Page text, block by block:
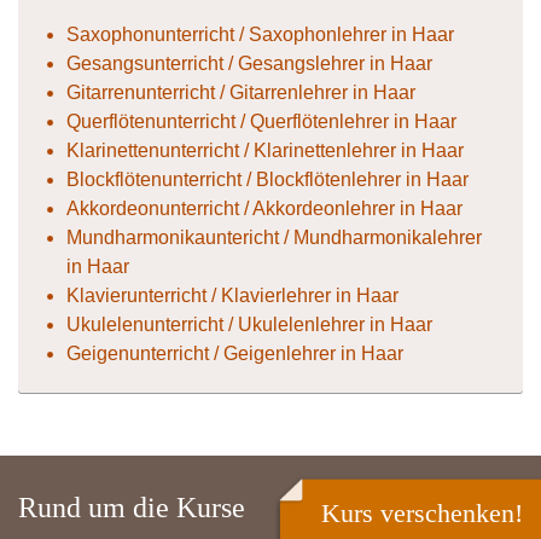
Saxophonunterricht / Saxophonlehrer in Haar
Gesangsunterricht / Gesangslehrer in Haar
Gitarrenunterricht / Gitarrenlehrer in Haar
Querflötenunterricht / Querflötenlehrer in Haar
Klarinettenunterricht / Klarinettenlehrer in Haar
Blockflötenunterricht / Blockflötenlehrer in Haar
Akkordeonunterricht / Akkordeonlehrer in Haar
Mundharmonikauntericht / Mundharmonikalehrer
in Haar
Klavierunterricht / Klavierlehrer in Haar
Ukulelenunterricht / Ukulelenlehrer in Haar
Geigenunterricht / Geigenlehrer in Haar
Rund um die Kurse Kurs verschenken!